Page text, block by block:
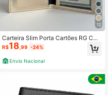
12
Carteira Slim Porta Cartões RG CN
H Couro
R$18 ,99 -24%
Envio Nacional